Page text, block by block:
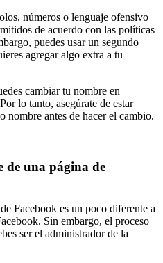
números o lenguaje ofensivo
de acuerdo con las políticas
puedes usar un segundo
agregar algo extra a tu
cambiar tu nombre en
lo tanto, asegúrate de estar
nombre antes de hacer el cambio.
de una página de
Facebook es un poco diferente a
Sin embargo, el proceso
ser el administrador de la